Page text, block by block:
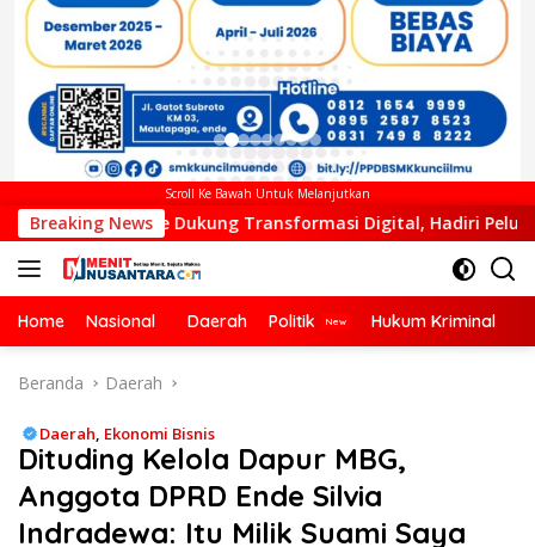
Scroll Ke Bawah Untuk Melanjutkan
Breaking News
Transformasi Digital, Hadiri Peluncuran ELiA dan
Home Nasional Daerah Politik Hukum Kriminal
Beranda Daerah
Daerah, Ekonomi Bisnis
Dituding Kelola Dapur MBG,
Anggota DPRD Ende Silvia
Indradewa: Itu Milik Suami Saya